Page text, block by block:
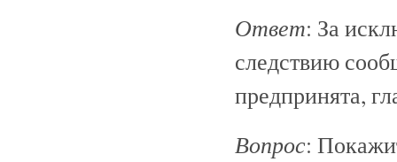
Ответ: За
следствию
предпринята,
Вопрос: